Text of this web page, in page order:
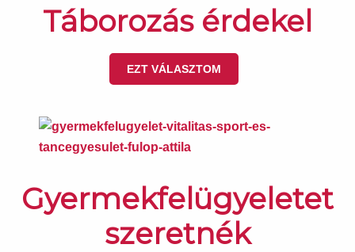
Táborozás érdekel
EZT VÁLASZTOM
Gyermekfelügyeletet
szeretnék